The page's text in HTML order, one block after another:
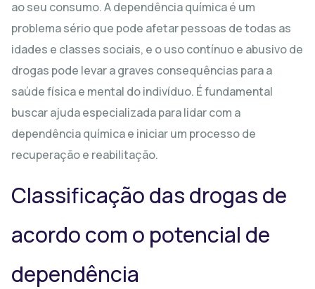
ao seu consumo. A dependência química é um
problema sério que pode afetar pessoas de todas as
idades e classes sociais, e o uso contínuo e abusivo de
drogas pode levar a graves consequências para a
saúde física e mental do indivíduo. É fundamental
buscar ajuda especializada para lidar com a
dependência química e iniciar um processo de
recuperação e reabilitação.
Classificação das drogas de
acordo com o potencial de
dependência